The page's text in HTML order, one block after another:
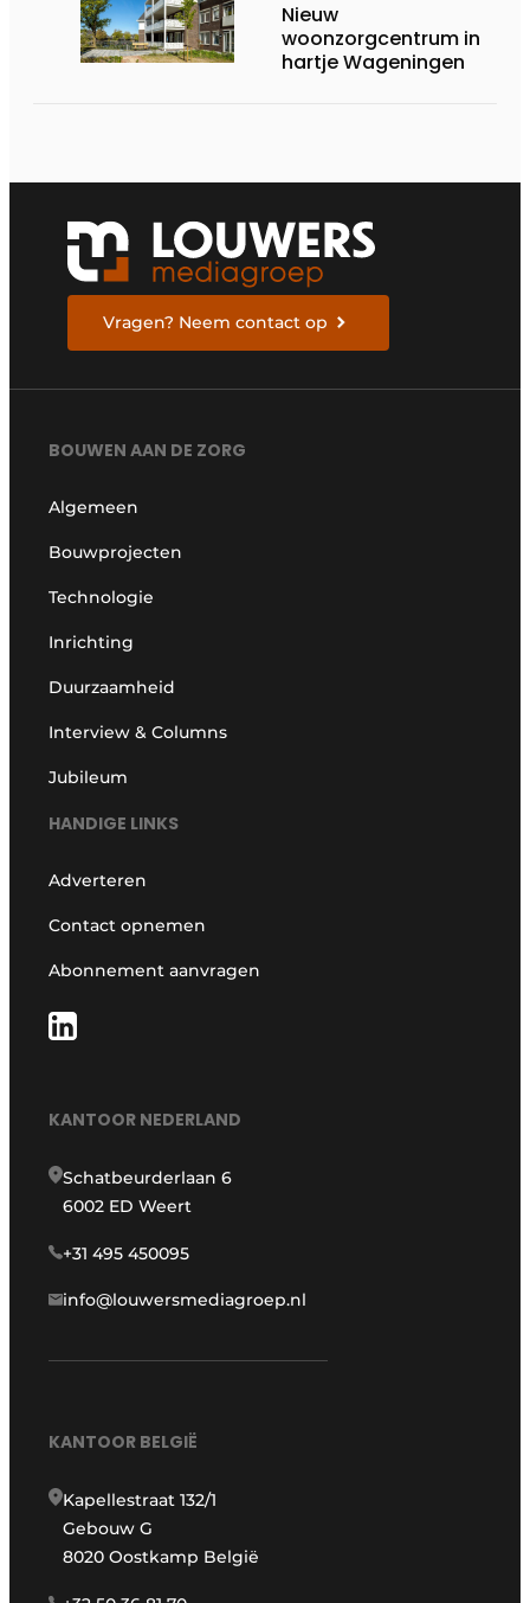
Nieuw
woonzorgcentrum in
hartje Wageningen
Vragen? Neem contact op
BOUWEN AAN DE ZORG
Algemeen
Bouwprojecten
Technologie
Inrichting
Duurzaamheid
Interview & Columns
Jubileum
HANDIGE LINKS
Adverteren
Contact opnemen
Abonnement aanvragen
KANTOOR NEDERLAND
Schatbeurderlaan 6
6002 ED Weert
+31 495 450095
info@louwersmediagroep.nl
KANTOOR BELGIË
Kapellestraat 132/1
Gebouw G
8020 Oostkamp België